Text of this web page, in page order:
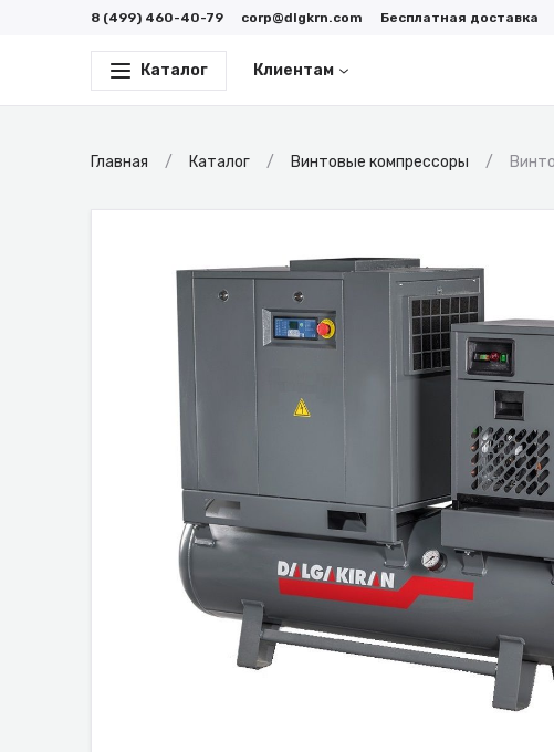
8 (499) 460-40-79 corp@dlgkrn.com Бесплатная доставка
Каталог Клиентам
Главная Каталог Винтовые компрессоры